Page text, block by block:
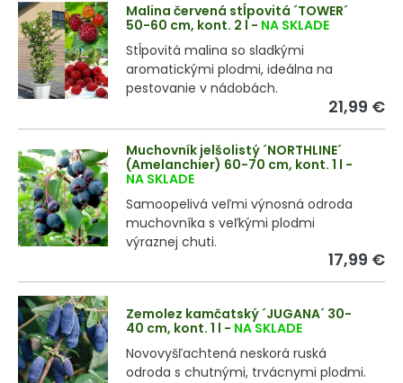
Malina červená stĺpovitá ´TOWER´
50-60 cm, kont. 2 l- NA SKLADE
Stĺpovitá malina so sladkými
aromatickými plodmi, ideálna na
pestovanie v nádobách.
21,99 €
Muchovník jelšolistý ´NORTHLINE´
(Amelanchier) 60-70 cm, kont. 1 l -
NA SKLADE
Samoopelivá veľmi výnosná odroda
muchovníka s veľkými plodmi
výraznej chuti.
17,99 €
Zemolez kamčatský ´JUGANA´ 30-
40 cm, kont. 1 l - NA SKLADE
Novovyšľachtená neskorá ruská
odroda s chutnými, trvácnymi plodmi.